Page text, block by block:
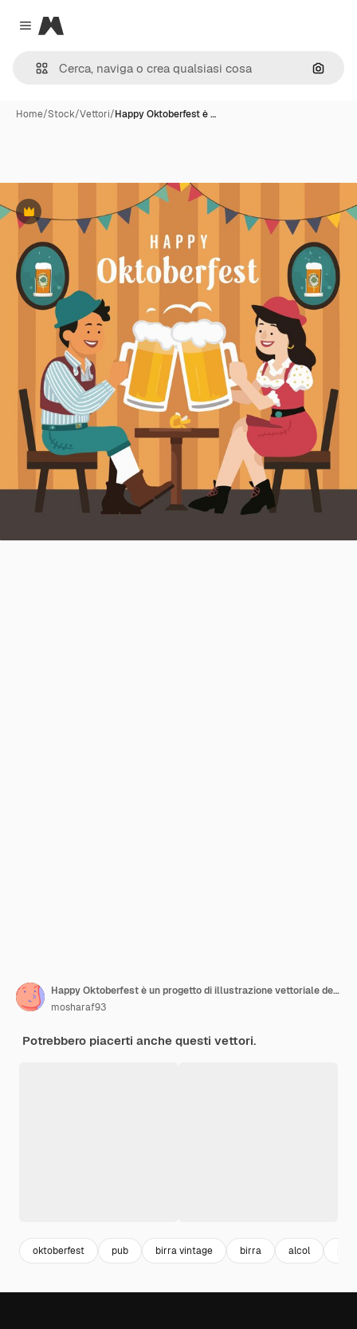
Close menu
Magnific
Cerca
Home/Stock/Vettori/Happy Oktoberfest è …
Premium
Happy Oktoberfest è un progetto di illustrazione vettoriale del festival
mosharaf93
Potrebbero piacerti anche questi vettori.
oktoberfest pub birra vintage birra alcol